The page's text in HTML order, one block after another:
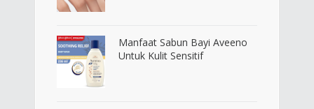
Manfaat Sabun Bayi Aveeno
Untuk Kulit Sensitif